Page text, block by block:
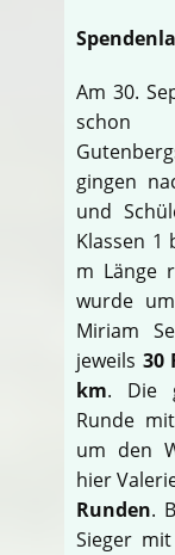
Am 30.
schon
gingen
und
Klassen 1
m Länge
wurde
Miriam
jeweils 30
km. Die
Runde
um den
hier
Runden.
Sieger